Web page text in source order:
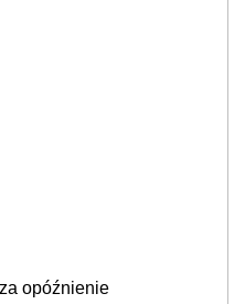
opóźnienie